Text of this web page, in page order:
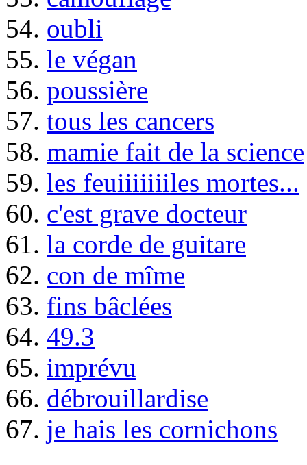
54. oubli
55. le végan
56. poussière
57. tous les cancers
58. mamie fait de la science
59. les feuiiiiiiiles mortes...
60. c'est grave docteur
61. la corde de guitare
62. con de mîme
63. fins bâclées
64. 49.3
65. imprévu
66. débrouillardise
67. je hais les cornichons